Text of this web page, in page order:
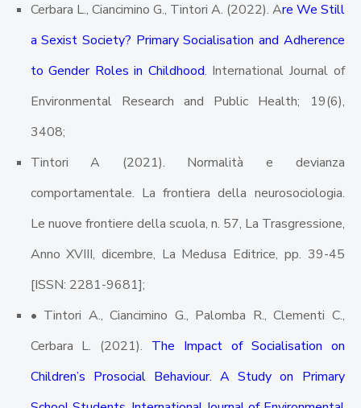
Cerbara L., Ciancimino G., Tintori A. (2022). Are We Still
a Sexist Society? Primary Socialisation and Adherence
to Gender Roles in Childhood. International Journal of
Environmental Research and Public Health; 19(6),
3408;
Tintori A (2021). Normalità e devianza
comportamentale. La frontiera della neurosociologia.
Le nuove frontiere della scuola, n. 57, La Trasgressione,
Anno XVIII, dicembre, La Medusa Editrice, pp. 39-45
[ISSN: 2281-9681];
• Tintori A., Ciancimino G., Palomba R., Clementi C.,
Cerbara L. (2021). The Impact of Socialisation on
Children’s Prosocial Behaviour. A Study on Primary